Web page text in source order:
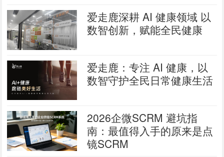
爱走鹿深耕 AI 健康领域 以
数智创新，赋能全民健康
爱走鹿：专注 AI 健康，以
数智守护全民日常健康生活
2026企微SCRM 避坑指
南：最值得入手的原来是点
镜SCRM